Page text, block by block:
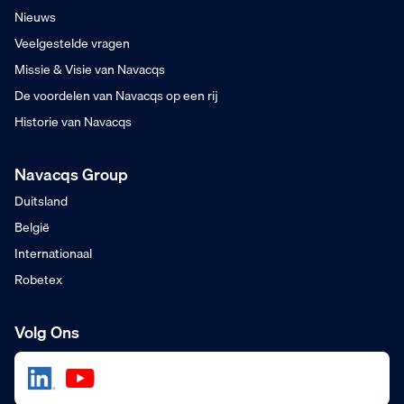
Nieuws
Veelgestelde vragen
Missie & Visie van Navacqs
De voordelen van Navacqs op een rij
Historie van Navacqs
Navacqs Group
Duitsland
België
Internationaal
Robetex
Volg Ons